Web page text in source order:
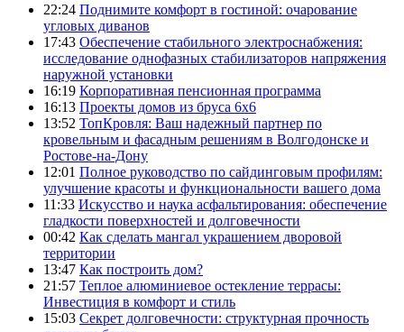
22:24 Поднимите комфорт в гостиной: очарование
угловых диванов
17:43 Обеспечение стабильного электроснабжения:
исследование однофазных стабилизаторов напряжения
наружной установки
16:19 Корпоративная пенсионная программа
16:13 Проекты домов из бруса 6х6
13:52 ТопКровля: Ваш надежный партнер по
кровельным и фасадным решениям в Волгодонске и
Ростове-на-Дону
12:01 Полное руководство по сайдинговым профилям:
улучшение красоты и функциональности вашего дома
11:33 Искусство и наука асфальтирования: обеспечение
гладкости поверхностей и долговечности
00:42 Как сделать мангал украшением дворовой
территории
13:47 Как построить дом?
21:57 Теплое алюминиевое остекление террасы:
Инвестиция в комфорт и стиль
15:03 Секрет долговечности: структурная прочность